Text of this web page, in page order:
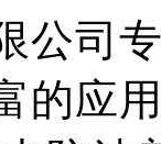
公司
的应